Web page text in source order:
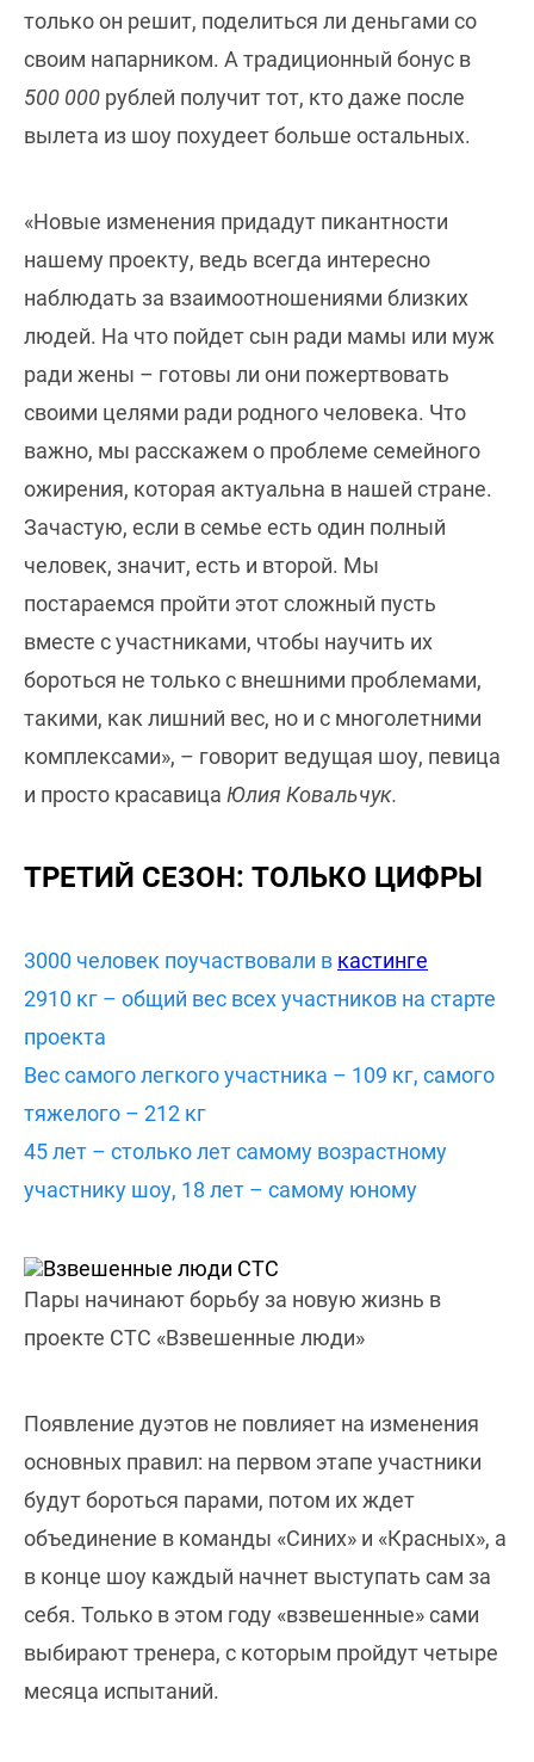
только он решит, поделиться ли деньгами со
своим напарником. А традиционный бонус в
500 000 рублей получит тот, кто даже после
вылета из шоу похудеет больше остальных.
«Новые изменения придадут пикантности
нашему проекту, ведь всегда интересно
наблюдать за взаимоотношениями близких
людей. На что пойдет сын ради мамы или муж
ради жены – готовы ли они пожертвовать
своими целями ради родного человека. Что
важно, мы расскажем о проблеме семейного
ожирения, которая актуальна в нашей стране.
Зачастую, если в семье есть один полный
человек, значит, есть и второй. Мы
постараемся пройти этот сложный пусть
вместе с участниками, чтобы научить их
бороться не только с внешними проблемами,
такими, как лишний вес, но и с многолетними
комплексами», – говорит ведущая шоу, певица
и просто красавица Юлия Ковальчук.
ТРЕТИЙ СЕЗОН: ТОЛЬКО ЦИФРЫ
3000 человек поучаствовали в кастинге
2910 кг – общий вес всех участников на старте
проекта
Вес самого легкого участника – 109 кг, самого
тяжелого – 212 кг
45 лет – столько лет самому возрастному
участнику шоу, 18 лет – самому юному
Пары начинают борьбу за новую жизнь в
проекте СТС «Взвешенные люди»
Появление дуэтов не повлияет на изменения
основных правил: на первом этапе участники
будут бороться парами, потом их ждет
объединение в команды «Синих» и «Красных», а
в конце шоу каждый начнет выступать сам за
себя. Только в этом году «взвешенные» сами
выбирают тренера, с которым пройдут четыре
месяца испытаний.